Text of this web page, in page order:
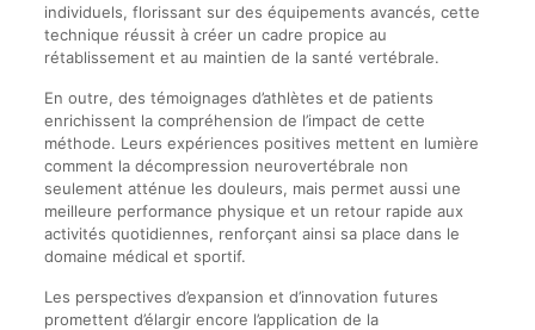
individuels, florissant sur des équipements avancés, cette
technique réussit à créer un cadre propice au
rétablissement et au maintien de la santé vertébrale.
En outre, des témoignages d’athlètes et de patients
enrichissent la compréhension de l’impact de cette
méthode. Leurs expériences positives mettent en lumière
comment la décompression neurovertébrale non
seulement atténue les douleurs, mais permet aussi une
meilleure performance physique et un retour rapide aux
activités quotidiennes, renforçant ainsi sa place dans le
domaine médical et sportif.
Les perspectives d’expansion et d’innovation futures
promettent d’élargir encore l’application de la